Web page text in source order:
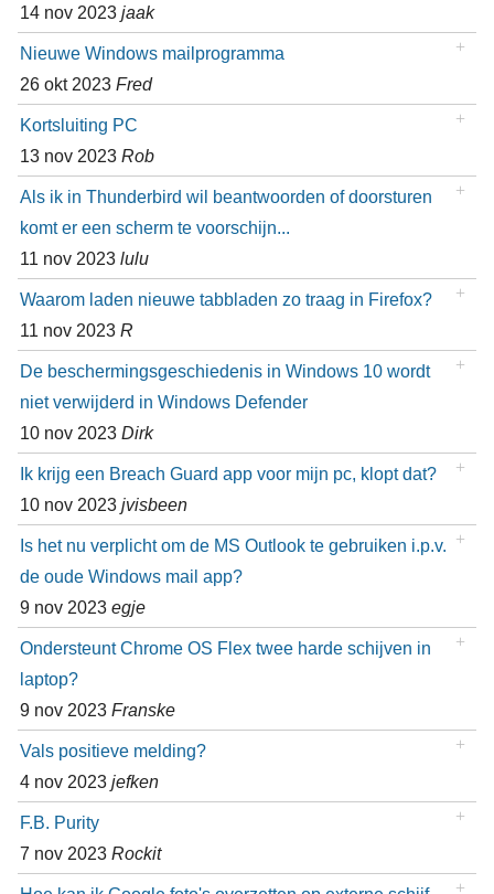
14 nov 2023 jaak
Nieuwe Windows mailprogramma
26 okt 2023 Fred
Kortsluiting PC
13 nov 2023 Rob
Als ik in Thunderbird wil beantwoorden of doorsturen
komt er een scherm te voorschijn...
11 nov 2023 lulu
Waarom laden nieuwe tabbladen zo traag in Firefox?
11 nov 2023 R
De beschermingsgeschiedenis in Windows 10 wordt
niet verwijderd in Windows Defender
10 nov 2023 Dirk
Ik krijg een Breach Guard app voor mijn pc, klopt dat?
10 nov 2023 jvisbeen
Is het nu verplicht om de MS Outlook te gebruiken i.p.v.
de oude Windows mail app?
9 nov 2023 egje
Ondersteunt Chrome OS Flex twee harde schijven in
laptop?
9 nov 2023 Franske
Vals positieve melding?
4 nov 2023 jefken
F.B. Purity
7 nov 2023 Rockit